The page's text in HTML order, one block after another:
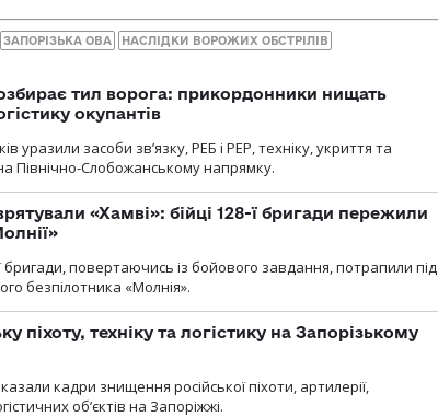
ЗАПОРІЗЬКА ОВА НАСЛІДКИ ВОРОЖИХ ОБСТРІЛІВ
тил ворога: прикордонники нищать
окупантів
уразили засоби зв’язку, РЕБ і РЕР, техніку, укриття та
Північно-Слобожанському напрямку.
«Хамві»: бійці 128-ї бригади пережили
бригади, повертаючись із бойового завдання, потрапили під
безпілотника «Молнія».
піхоту, техніку та логістику на Запорізькому
кадри знищення російської піхоти, артилерії,
об’єктів на Запоріжжі.